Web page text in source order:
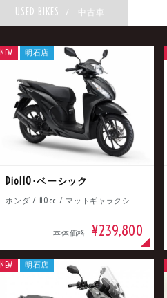
USED BIKES / 中古車
Dio110･ベーシック
ホンダ / 110cc / マットギャラクシーブラックメタリック
本体価格 ¥239,800
NEW 明石店
NEW 明石店